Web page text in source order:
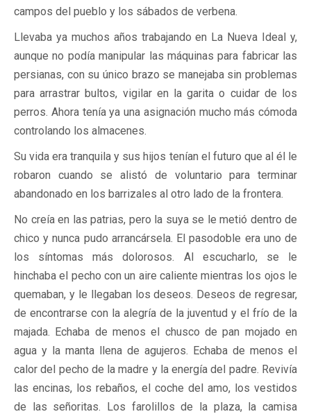
campos del pueblo y los sábados de verbena.
Llevaba ya muchos años trabajando en La Nueva Ideal y,
aunque no podía manipular las máquinas para fabricar las
persianas, con su único brazo se manejaba sin problemas
para arrastrar bultos, vigilar en la garita o cuidar de los
perros. Ahora tenía ya una asignación mucho más cómoda
controlando los almacenes.
Su vida era tranquila y sus hijos tenían el futuro que al él le
robaron cuando se alistó de voluntario para terminar
abandonado en los barrizales al otro lado de la frontera.
No creía en las patrias, pero la suya se le metió dentro de
chico y nunca pudo arrancársela. El pasodoble era uno de
los síntomas más dolorosos. Al escucharlo, se le
hinchaba el pecho con un aire caliente mientras los ojos le
quemaban, y le llegaban los deseos. Deseos de regresar,
de encontrarse con la alegría de la juventud y el frío de la
majada. Echaba de menos el chusco de pan mojado en
agua y la manta llena de agujeros. Echaba de menos el
calor del pecho de la madre y la energía del padre. Revivía
las encinas, los rebaños, el coche del amo, los vestidos
de las señoritas. Los farolillos de la plaza, la camisa